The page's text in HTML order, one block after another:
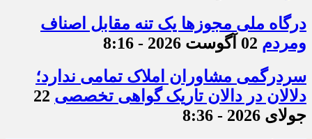
درگاه ملی مجوزها یک تنه مقابل اصناف
ومردم 02 آگوست 2026 - 8:16
سردرگمی مشاوران املاک تمامی ندارد؛
دلالان در دالان تاریک گواهی تخصصی 22
جولای 2026 - 8:36